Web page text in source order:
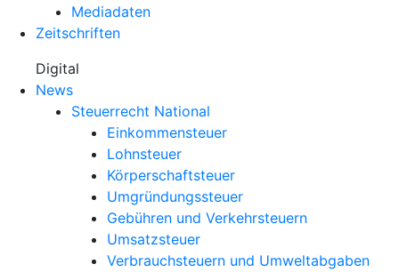
Mediadaten
Zeitschriften
Digital
News
Steuerrecht National
Einkommensteuer
Lohnsteuer
Körperschaftsteuer
Umgründungssteuer
Gebühren und Verkehrsteuern
Umsatzsteuer
Verbrauchsteuern und Umweltabgaben